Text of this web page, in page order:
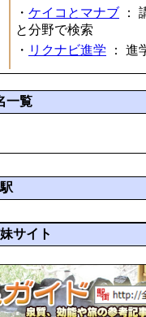
・ ケイコとマナブ ：
と分野で検索
・ リクナビ進学 ： 進
一覧
サイト